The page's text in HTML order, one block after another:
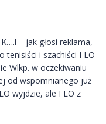
– jak głosi reklama,
tenisiści i szachiści I LO
Wlkp. w oczekiwaniu
od wspomnianego już
wyjdzie, ale I LO z